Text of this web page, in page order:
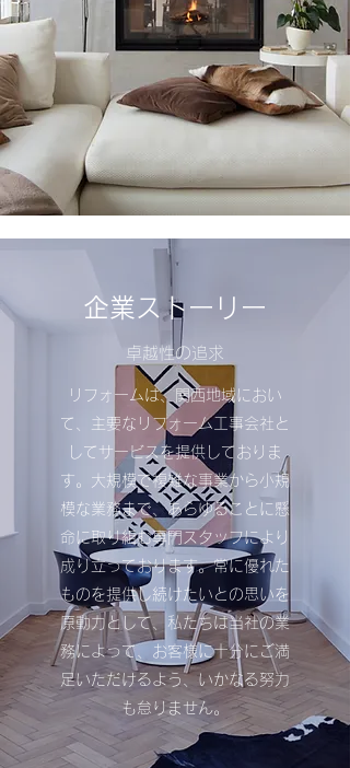
企業ストーリー
卓越性の追求
リフォームは、関西地域におい
て、主要なリフォーム工事会社と
してサービスを提供しておりま
す。大規模で複雑な事業から小規
模な業務まで、あらゆることに懸
命に取り組む専門スタッフにより
成り立っております。常に優れた
ものを提供し続けたいとの思いを
原動力として、私たちは当社の業
務によって、お客様に十分にご満
足いただけるよう、いかなる努力
も怠りません。